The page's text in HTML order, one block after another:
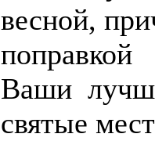
весной,
Ваши
святые